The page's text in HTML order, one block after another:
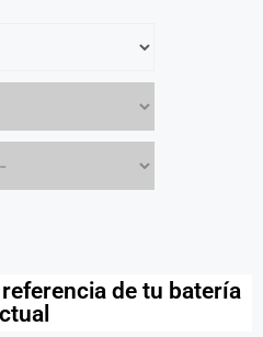
de tu batería